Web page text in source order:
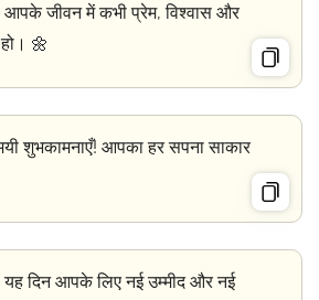
जीवन में कभी प्रेम, विश्वास और
🌼
शुभकामनाएँ! आपका हर सपना साकार
दिन आपके लिए नई उम्मीद और नई